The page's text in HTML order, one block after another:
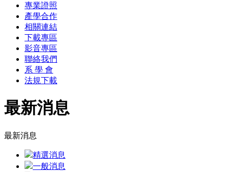
專業證照
產學合作
相關連結
下載專區
影音專區
聯絡我們
系 學 會
法規下載
最新消息
最新消息
精選消息
一般消息